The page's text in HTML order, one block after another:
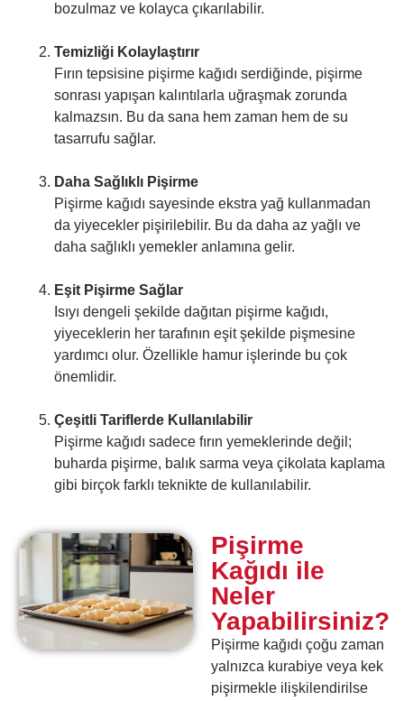
bozulmaz ve kolayca çıkarılabilir.
Temizliği Kolaylaştırır
Fırın tepsisine pişirme kağıdı serdiğinde, pişirme
sonrası yapışan kalıntılarla uğraşmak zorunda
kalmazsın. Bu da sana hem zaman hem de su
tasarrufu sağlar.
Daha Sağlıklı Pişirme
Pişirme kağıdı sayesinde ekstra yağ kullanmadan
da yiyecekler pişirilebilir. Bu da daha az yağlı ve
daha sağlıklı yemekler anlamına gelir.
Eşit Pişirme Sağlar
Isıyı dengeli şekilde dağıtan pişirme kağıdı,
yiyeceklerin her tarafının eşit şekilde pişmesine
yardımcı olur. Özellikle hamur işlerinde bu çok
önemlidir.
Çeşitli Tariflerde Kullanılabilir
Pişirme kağıdı sadece fırın yemeklerinde değil;
buharda pişirme, balık sarma veya çikolata kaplama
gibi birçok farklı teknikte de kullanılabilir.
Pişirme
Kağıdı ile
Neler
Yapabilirsiniz?
Pişirme kağıdı çoğu zaman
yalnızca kurabiye veya kek
pişirmekle ilişkilendirilse